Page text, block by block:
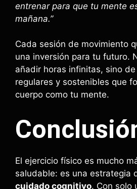
entrenar para que tu mente
mañana.”
Cada sesión de movimiento
una inversión para tu futuro.
añadir horas infinitas, sino
regulares y sostenibles que
cuerpo como tu mente.
El ejercicio físico es mucho
saludable: es una estrategia
cuidado cognitivo. Con solo